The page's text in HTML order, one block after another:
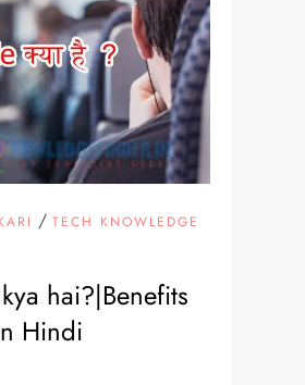
/ TECH KNOWLEDGE
hai?|Benefits
Hindi